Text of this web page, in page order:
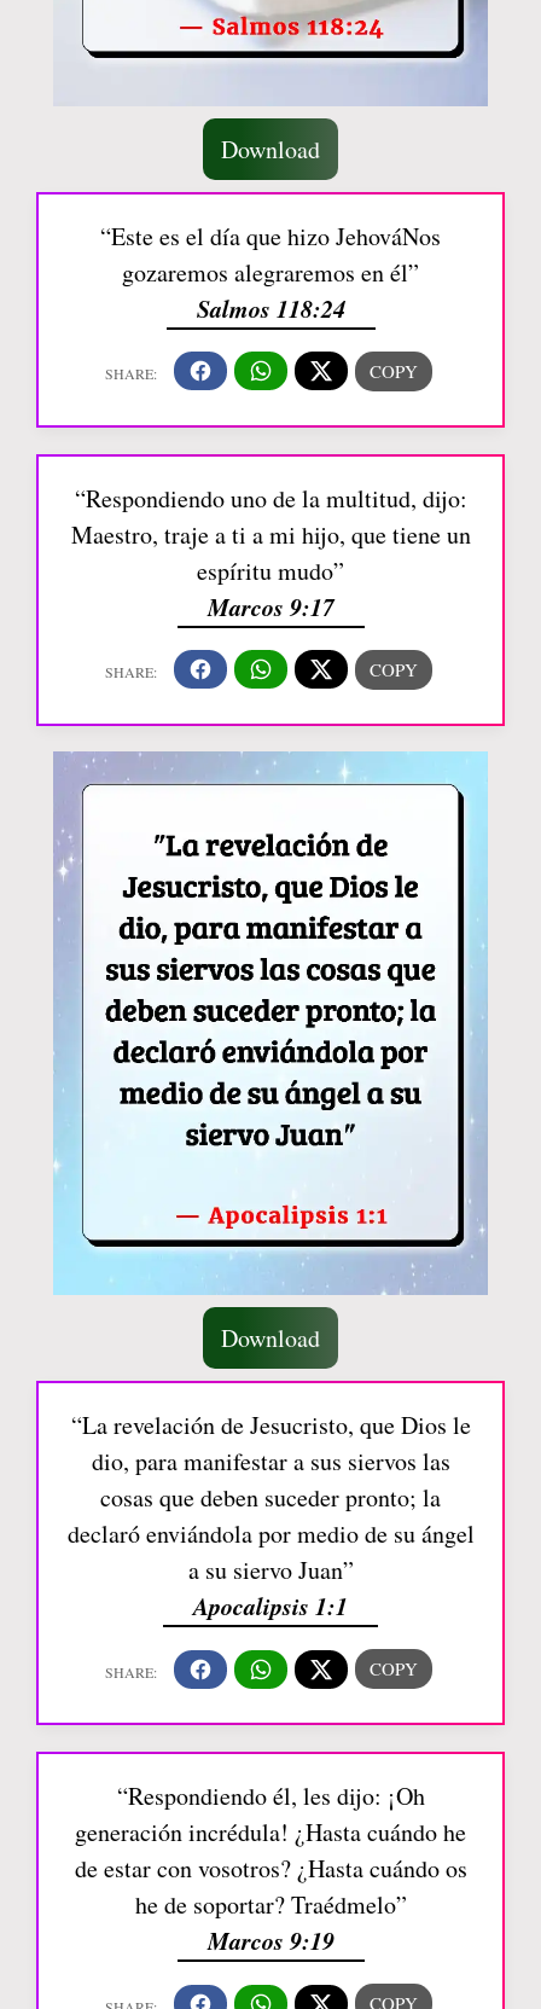
Download
“Este es el día que hizo JehováNos
gozaremos alegraremos en él”
Salmos 118:24
“Respondiendo uno de la multitud, dijo:
Maestro, traje a ti a mi hijo, que tiene un
espíritu mudo”
Marcos 9:17
Download
“La revelación de Jesucristo, que Dios le
dio, para manifestar a sus siervos las
cosas que deben suceder pronto; la
declaró enviándola por medio de su ángel
a su siervo Juan”
Apocalipsis 1:1
“Respondiendo él, les dijo: ¡Oh
generación incrédula! ¿Hasta cuándo he
de estar con vosotros? ¿Hasta cuándo os
he de soportar? Traédmelo”
Marcos 9:19